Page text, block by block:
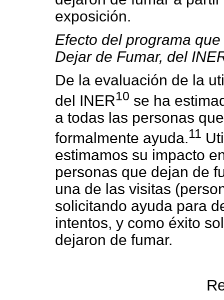
exposición.
Efecto del programa
Dejar de Fumar, del
De la evaluación de la
del INER10 se ha
a todas las personas
formalmente ayuda.11
estimamos su impacto
personas que dejan de
una de las visitas
solicitando ayuda para
intentos, y como éxito
dejaron de fumar.